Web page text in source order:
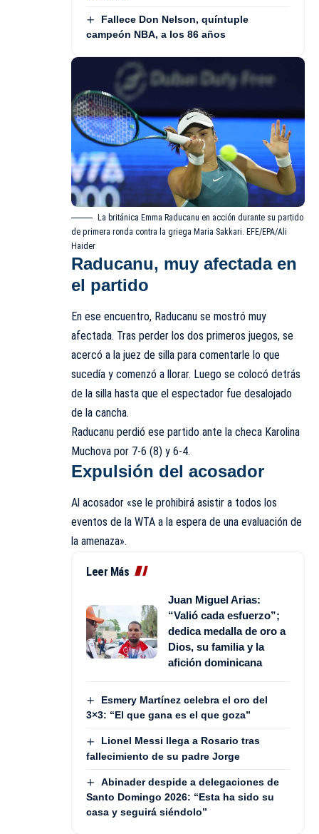
Fallece Don Nelson, quíntuple
campeón NBA, a los 86 años
La británica Emma Raducanu en acción durante su partido
de primera ronda contra la griega Maria Sakkari. EFE/EPA/Ali
Haider
Raducanu, muy afectada en
el partido
En ese encuentro, Raducanu se mostró muy
afectada. Tras perder los dos primeros juegos, se
acercó a la juez de silla para comentarle lo que
sucedía y comenzó a llorar. Luego se colocó detrás
de la silla hasta que el espectador fue desalojado
de la cancha.
Raducanu perdió ese partido ante la checa Karolina
Muchova por 7-6 (8) y 6-4.
Expulsión del acosador
Al acosador «se le prohibirá asistir a todos los
eventos de la WTA a la espera de una evaluación de
la amenaza».
Leer Más
Juan Miguel Arias:
“Valió cada esfuerzo”;
dedica medalla de oro a
Dios, su familia y la
afición dominicana
Esmery Martínez celebra el oro del
3×3: “El que gana es el que goza”
Lionel Messi llega a Rosario tras
fallecimiento de su padre Jorge
Abinader despide a delegaciones de
Santo Domingo 2026: “Esta ha sido su
casa y seguirá siéndolo”